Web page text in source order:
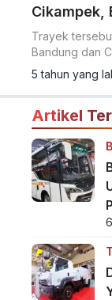
Cikampek,
Trayek
Bandung dan
5 tahun yang
Artikel